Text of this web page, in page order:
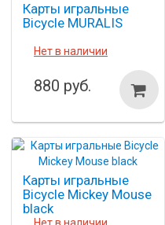
Карты игральные
Bicycle MURALIS
Нет в наличии
880 руб.
Карты игральные
Bicycle Mickey Mouse
black